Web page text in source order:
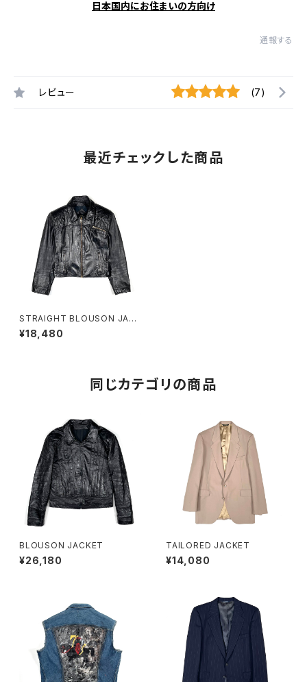
日本国内にお住まいの方向け
通報する
レビュー (7)
最近チェックした商品
STRAIGHT BLOUSON JAC
KET
¥18,480
同じカテゴリの商品
BLOUSON JACKET
¥26,180
TAILORED JACKET
¥14,080